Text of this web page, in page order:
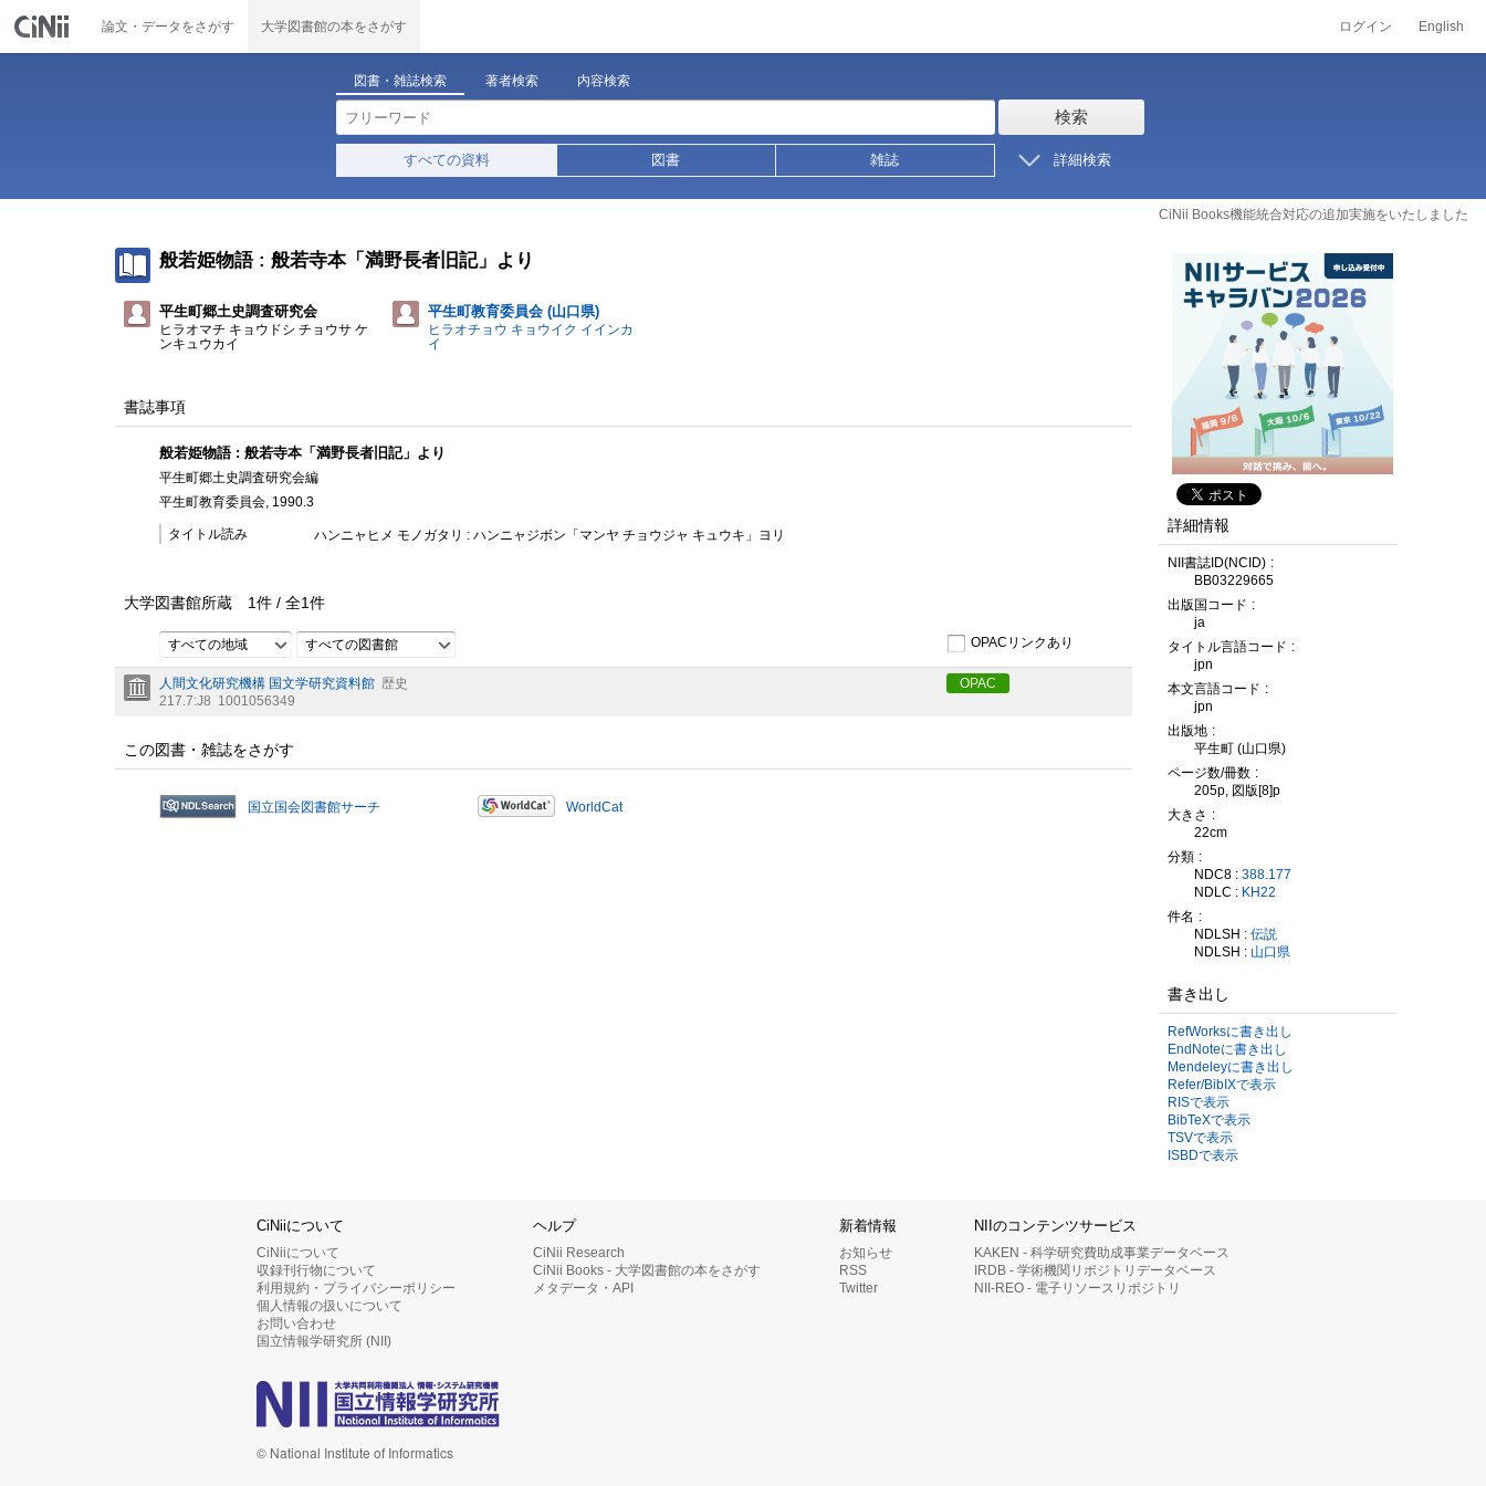
論文・データをさがす 大学図書館の本をさがす ログイン English
図書・雑誌検索 著者検索 内容検索
検索
すべての資料 図書 雑誌 詳細検索
CiNii Books機能統合対応の追加実施をいたしました
般若姫物語 : 般若寺本「満野長者旧記」より
平生町郷土史調査研究会
ヒラオマチ キョウドシ チョウサ ケ
ンキュウカイ
平生町教育委員会 (山口県)
ヒラオチョウ キョウイク イインカ
イ
書誌事項
般若姫物語 : 般若寺本「満野長者旧記」より
平生町郷土史調査研究会編
平生町教育委員会, 1990.3
タイトル読み ハンニャヒメ モノガタリ : ハンニャジボン「マンヤ チョウジャ キュウキ」ヨリ
大学図書館所蔵 1件 / 全1件
すべての地域 すべての図書館 OPACリンクあり
人間文化研究機構 国文学研究資料館 歴史
217.7:J8 1001056349
OPAC
この図書・雑誌をさがす
国立国会図書館サーチ WorldCat
詳細情報
NII書誌ID(NCID)
BB03229665
出版国コード
ja
タイトル言語コード
jpn
本文言語コード
jpn
出版地
平生町 (山口県)
ページ数/冊数
205p, 図版[8]p
大きさ
22cm
分類
NDC8 : 388.177
NDLC : KH22
件名
NDLSH : 伝説
NDLSH : 山口県
書き出し
RefWorksに書き出し
EndNoteに書き出し
Mendeleyに書き出し
Refer/BibIXで表示
RISで表示
BibTeXで表示
TSVで表示
ISBDで表示
CiNiiについて
CiNiiについて
収録刊行物について
利用規約・プライバシーポリシー
個人情報の扱いについて
お問い合わせ
国立情報学研究所 (NII)
ヘルプ
CiNii Research
CiNii Books - 大学図書館の本をさがす
メタデータ・API
新着情報
お知らせ
RSS
Twitter
NIIのコンテンツサービス
KAKEN - 科学研究費助成事業データベース
IRDB - 学術機関リポジトリデータベース
NII-REO - 電子リソースリポジトリ
© National Institute of Informatics